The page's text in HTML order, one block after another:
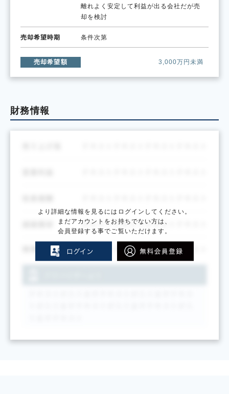
離れよく安定して利益が出る会社だが売
却を検討
売却希望時期 条件次第
売却希望額 3,000万円未満
財務情報
より詳細な情報を見るにはログインしてください。
まだアカウントをお持ちでない方は、
会員登録する事でご覧いただけます。